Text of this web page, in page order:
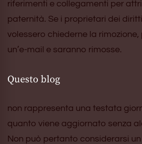
riferimenti e collegamenti per
paternità. Se i proprietari dei
volessero chiederne la
un’e-mail e saranno rimosse.
Questo blog
non rappresenta una testata
quanto viene aggiornato senza
Non può pertanto considerarsi